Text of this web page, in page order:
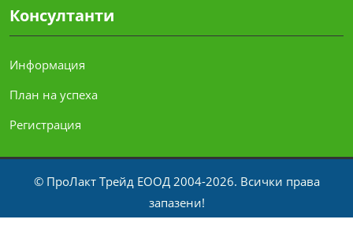
Консултанти
Информация
План на успеха
Регистрация
© ПроЛакт Трейд ЕООД 2004-2026. Всички права
запазени!